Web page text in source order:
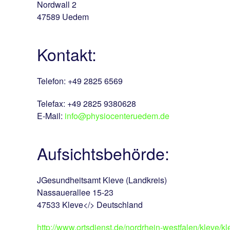
Nordwall 2
47589 Uedem
Kontakt:
Telefon: +49 2825 6569
Telefax: +49 2825 9380628
E-Mail: info@physiocenteruedem.de
Aufsichtsbehörde:
JGesundheitsamt Kleve (Landkreis)
Nassauerallee 15-23
47533 Kleve</> Deutschland
http://www.ortsdienst.de/nordrhein-westfalen/kleve/